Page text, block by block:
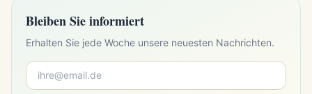
Bleiben Sie informiert
Erhalten Sie jede Woche unsere neuesten Nachrichten.